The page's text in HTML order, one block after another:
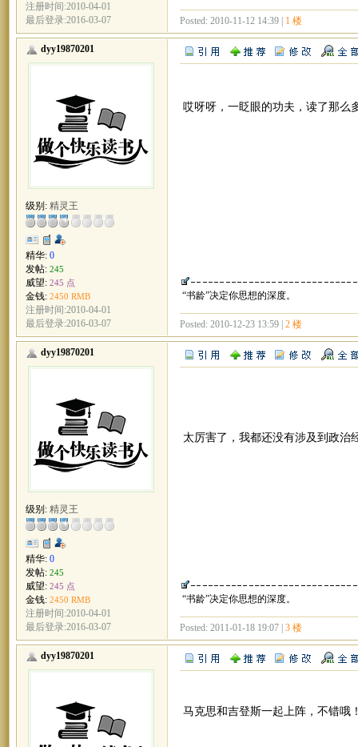
注册时间:2010-04-01
最后登录:2016-03-07
Posted: 2010-11-12 14:39 | 1 楼
dyy19870201
级别: 精灵王
精华: 0
发帖: 245
威望: 245 点
金钱: 2450 RMB
注册时间:2010-04-01
最后登录:2016-03-07
哎呀呀，一眨眼的功夫，读了那么
“书龄”决定你思想的深度。
Posted: 2010-12-23 13:59 | 2 楼
dyy19870201
级别: 精灵王
精华: 0
发帖: 245
威望: 245 点
金钱: 2450 RMB
注册时间:2010-04-01
最后登录:2016-03-07
太厉害了，我都还没有涉及到政治
“书龄”决定你思想的深度。
Posted: 2011-01-18 19:07 | 3 楼
dyy19870201
马克思和吉登斯一起上阵，不错哦